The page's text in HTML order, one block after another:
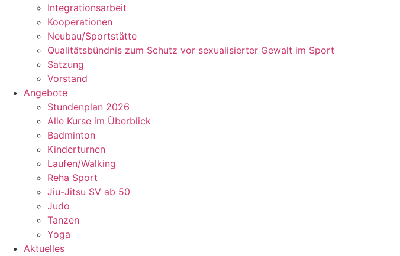
Integrationsarbeit
Kooperationen
Neubau/Sportstätte
Qualitätsbündnis zum Schutz vor sexualisierter Gewalt im Sport
Satzung
Vorstand
Angebote
Stundenplan 2026
Alle Kurse im Überblick
Badminton
Kinderturnen
Laufen/Walking
Reha Sport
Jiu-Jitsu SV ab 50
Judo
Tanzen
Yoga
Aktuelles